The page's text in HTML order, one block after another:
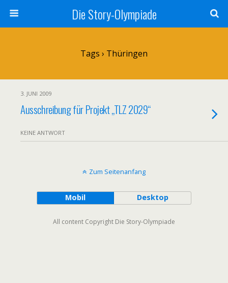
Die Story-Olympiade
Tags › Thüringen
3. JUNI 2009
Ausschreibung für Projekt „TLZ 2029“
KEINE ANTWORT
Zum Seitenanfang
Mobil Desktop
All content Copyright Die Story-Olympiade